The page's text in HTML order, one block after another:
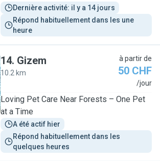
Dernière activité: il y a 14 jours
Répond habituellement dans les une
heure
14. Gizem
10.2 km
à partir de
50 CHF
/jour
Loving Pet Care Near Forests – One Pet
at a Time
A été actif hier
Répond habituellement dans les
quelques heures